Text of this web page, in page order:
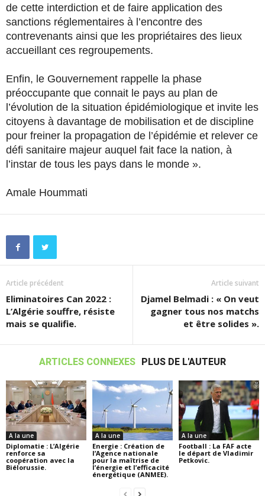
de cette interdiction et de faire application des
sanctions réglementaires à l’encontre des
contrevenants ainsi que les propriétaires des lieux
accueillant ces regroupements.
Enfin, le Gouvernement rappelle la phase
préoccupante que connait le pays au plan de
l’évolution de la situation épidémiologique et invite les
citoyens à davantage de mobilisation et de discipline
pour freiner la propagation de l’épidémie et relever ce
défi sanitaire majeur auquel fait face la nation, à
l’instar de tous les pays dans le monde ».
Amale Hoummati
Article précédent
Eliminatoires Can 2022 :
L’Algérie souffre, résiste
mais se qualifie.
Article suivant
Djamel Belmadi : « On veut
gagner tous nos matchs
et être solides ».
ARTICLES CONNEXES PLUS DE L'AUTEUR
A la une
Diplomatie : L’Algérie
renforce sa
coopération avec la
Biélorussie.
A la une
Energie : Création de
l’Agence nationale
pour la maîtrise de
l’énergie et l’efficacité
énergétique (ANMEE).
A la une
Football : La FAF acte
le départ de Vladimir
Petkovic.